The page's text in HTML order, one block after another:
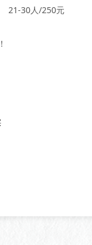
30人/250元